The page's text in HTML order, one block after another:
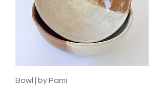
Bowl | by Pamí